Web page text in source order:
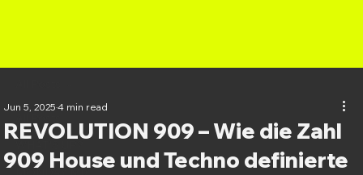
REVOLUTION 909 – Wie die Zahl
909 House und Techno definierte
Jun 5, 20254 min read